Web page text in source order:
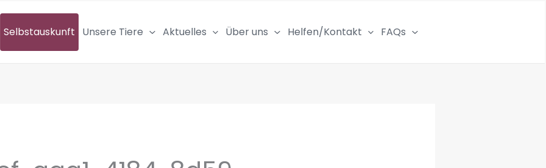
Selbstauskunft Unsere Tiere Aktuelles Über uns Helfen/Kontakt FAQs